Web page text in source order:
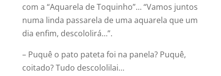
com a “Aquarela de Toquinho”… “Vamos juntos
numa linda passarela de uma aquarela que um
dia enfim, descololirá…”.
– Puquê o pato pateta foi na panela? Puquê,
coitado? Tudo descololilai…